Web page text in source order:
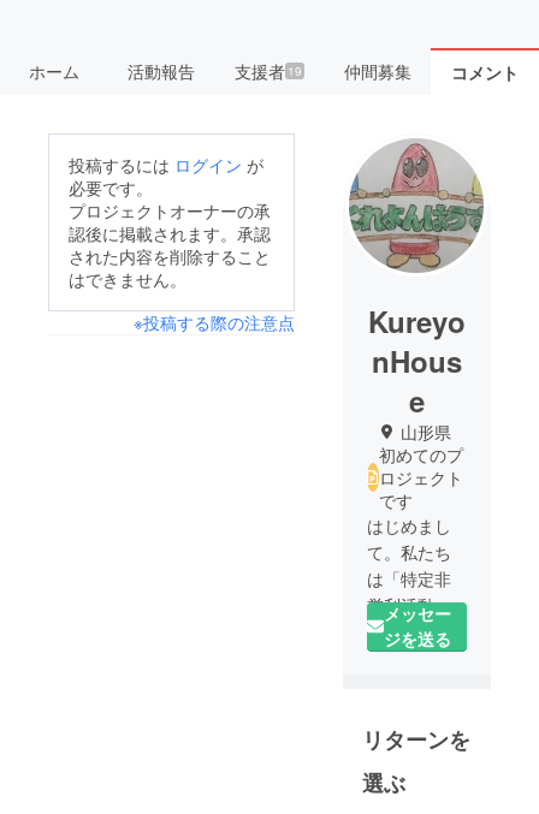
ホーム 活動報告 支援者 19 仲間募集 コメント
投稿するには ログイン が
必要です。
プロジェクトオーナーの承
認後に掲載されます。承認
された内容を削除すること
はできません。
※投稿する際の注意点
Kureyo
nHous
e
山形県
初めてのプ
ロジェクト
です
はじめまし
て。私たち
は「特定非
営利活動法
人くれよん
はうす」と
生したのは
でした。
メッセー
ジを送る
リターンを
選ぶ